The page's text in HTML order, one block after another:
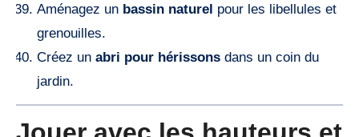
Aménagez un bassin naturel pour les libellules et
grenouilles.
Créez un abri pour hérissonsdans un coin du
jardin.